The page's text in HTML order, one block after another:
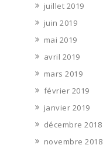
juillet 2019
juin 2019
mai 2019
avril 2019
mars 2019
février 2019
janvier 2019
décembre 2018
novembre 2018